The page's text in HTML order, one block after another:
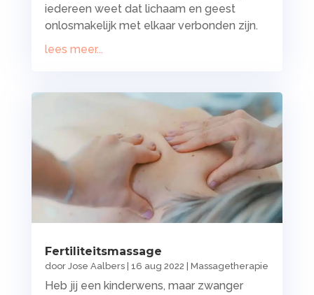
iedereen weet dat lichaam en geest
onlosmakelijk met elkaar verbonden zijn.
lees meer...
Fertiliteitsmassage
door Jose Aalbers| 16 aug 2022 | Massagetherapie
Heb jij een kinderwens, maar zwanger